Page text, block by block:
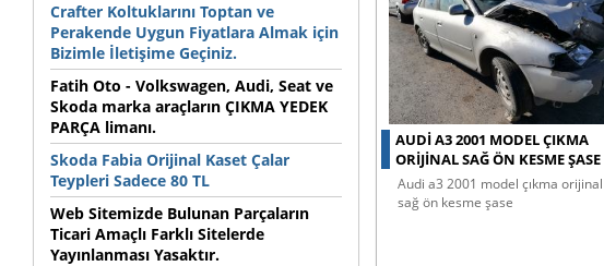
Crafter Koltuklarını Toptan ve
Perakende Uygun Fiyatlara Almak için
Bizimle İletişime Geçiniz.
Fatih Oto - Volkswagen, Audi, Seat ve
Skoda marka araçların ÇIKMA YEDEK
PARÇA limanı.
Skoda Fabia Orijinal Kaset Çalar
Teypleri Sadece 80 TL
Web Sitemizde Bulunan Parçaların
Ticari Amaçlı Farklı Sitelerde
Yayınlanması Yasaktır.
AUDI A3 2001 MODEL ÇIKMA
ORIJINAL SAĞ ÖN KESME ŞASE
audi a3 2001 model çıkma orijinal
sağ ön kesme şase